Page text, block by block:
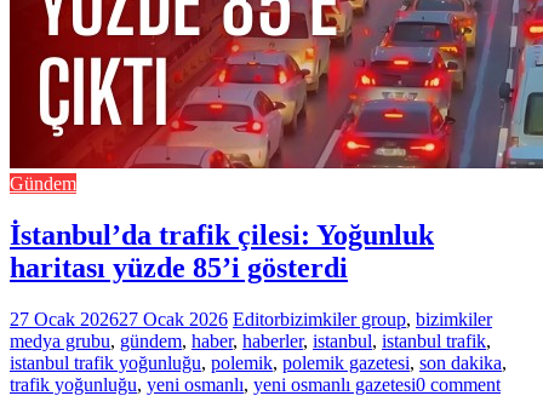
Gündem
İstanbul’da trafik çilesi: Yoğunluk
haritası yüzde 85’i gösterdi
27 Ocak 202627 Ocak 2026 Editorbizimkiler group, bizimkiler
medya grubu, gündem, haber, haberler, istanbul, istanbul trafik,
istanbul trafik yoğunluğu, polemik, polemik gazetesi, son dakika,
trafik yoğunluğu, yeni osmanlı, yeni osmanlı gazetesi0 comment